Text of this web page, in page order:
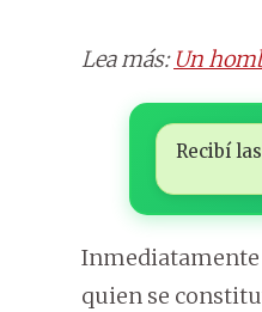
Lea más: Un
Recibí
Inmediatamente
quien se